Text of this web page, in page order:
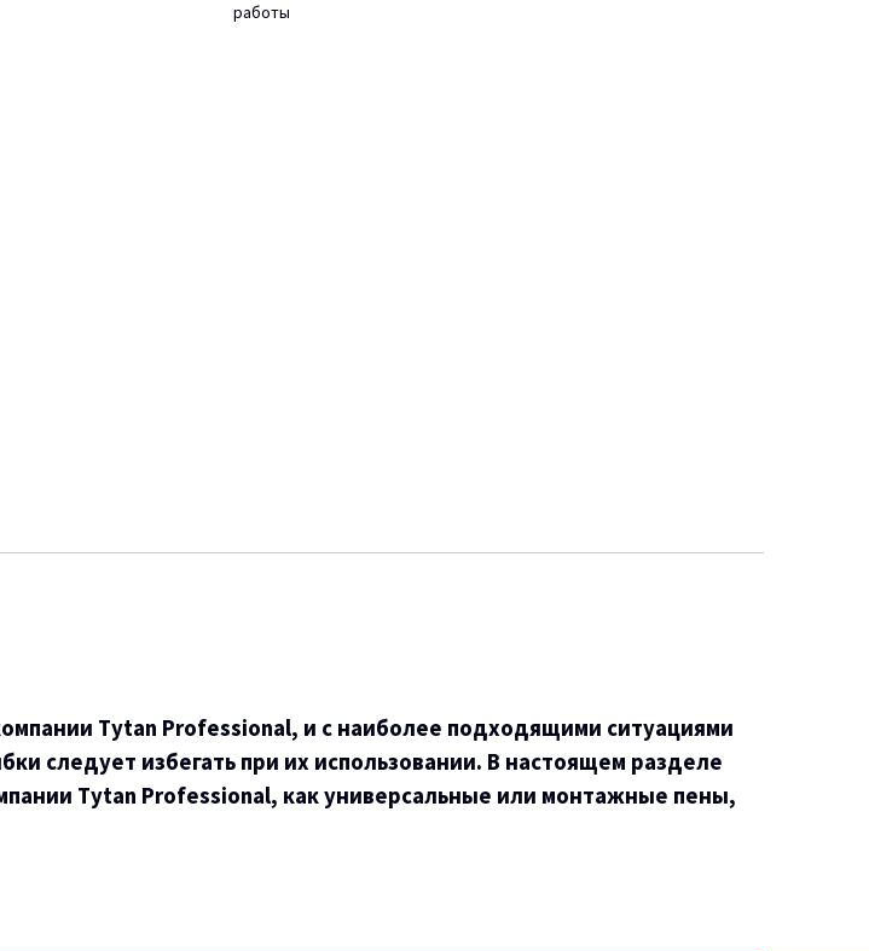
работы
Tytan Professional, и с наиболее подходящими ситуациями
следует избегать при их использовании. В настоящем разделе
Tytan Professional, как универсальные или монтажные пены,